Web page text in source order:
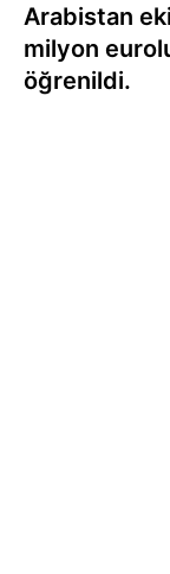
Arabistan
milyon
öğrenildi.